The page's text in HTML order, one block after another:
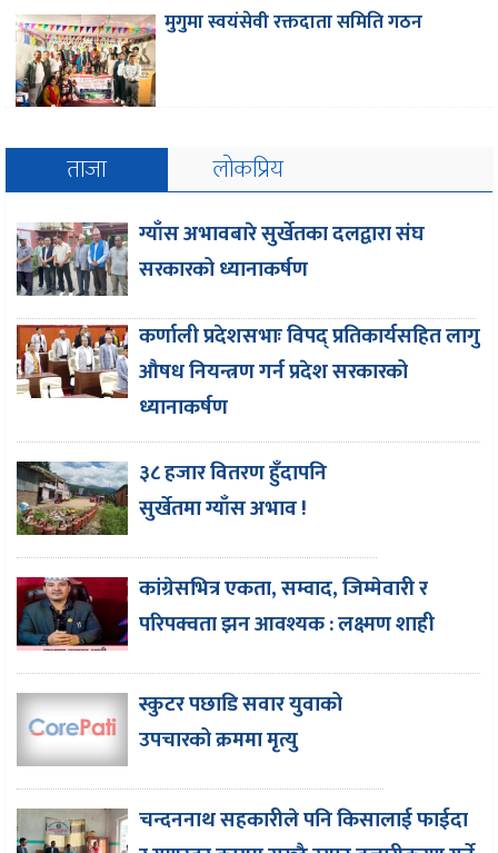
मुगुमा स्वयंसेवी रक्तदाता समिति गठन
ताजा लोकप्रिय
ग्याँस अभावबारे सुर्खेतका दलद्वारा संघ
सरकारको ध्यानाकर्षण
कर्णाली प्रदेशसभाः विपद् प्रतिकार्यसहित लागु
औषध नियन्त्रण गर्न प्रदेश सरकारको
ध्यानाकर्षण
३८ हजार वितरण हुँदापनि
सुर्खेतमा ग्याँस अभाव !
कांग्रेसभित्र एकता, सम्वाद, जिम्मेवारी र
परिपक्वता झन आवश्यक : लक्ष्मण शाही
स्कुटर पछाडि सवार युवाको
उपचारको क्रममा मृत्यु
चन्दननाथ सहकारीले पनि किसालाई फाईदा